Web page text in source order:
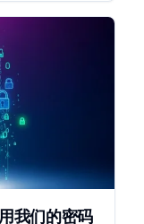
我们的密码